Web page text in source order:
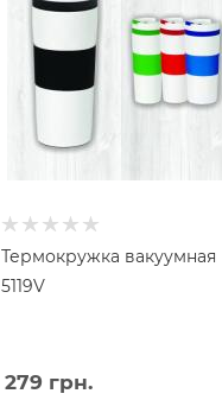
Термокружка вакуумная
5119V
279 грн.